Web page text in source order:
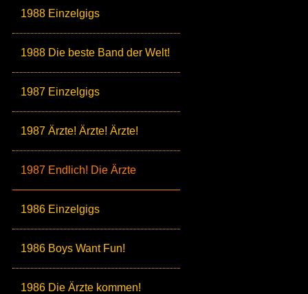
1988 Einzelgigs
1988 Die beste Band der Welt!
1987 Einzelgigs
1987 Ärzte! Ärzte! Ärzte!
1987 Endlich! Die Ärzte
1986 Einzelgigs
1986 Boys Want Fun!
1986 Die Ärzte kommen!